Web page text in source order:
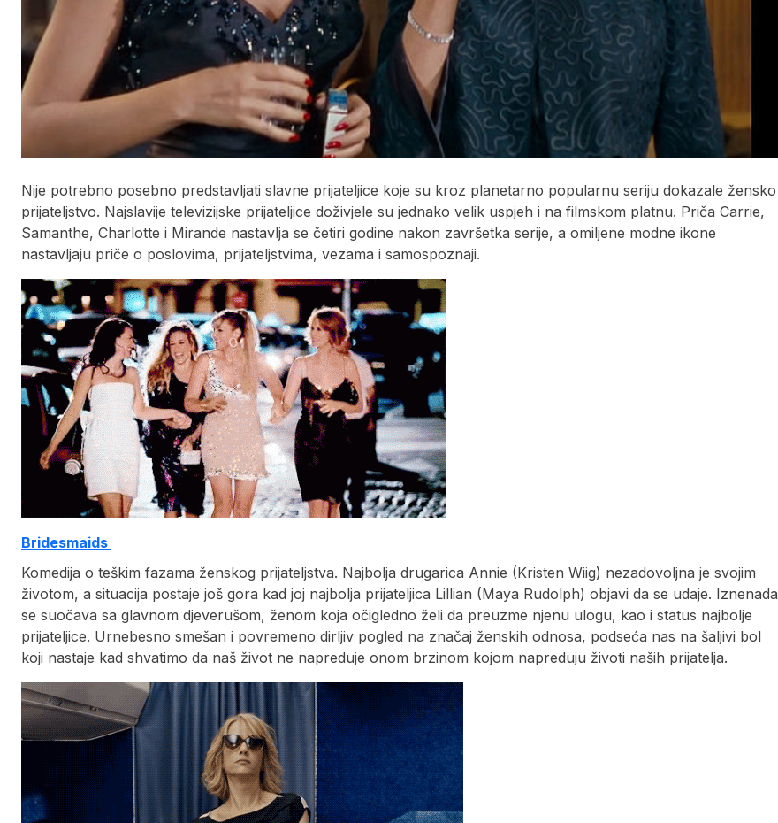
Nije potrebno posebno predstavljati slavne prijateljice koje su kroz planetarno popularnu seriju dokazale žensko
prijateljstvo. Najslavije televizijske prijateljice doživjele su jednako velik uspjeh i na filmskom platnu. Priča Carrie,
Samanthe, Charlotte i Mirande nastavlja se četiri godine nakon završetka serije, a omiljene modne ikone
nastavljaju priče o poslovima, prijateljstvima, vezama i samospoznaji.
Bridesmaids
Komedija o teškim fazama ženskog prijateljstva. Najbolja drugarica Annie (Kristen Wiig) nezadovoljna je svojim
životom, a situacija postaje još gora kad joj najbolja prijateljica Lillian (Maya Rudolph) objavi da se udaje. Iznenada
se suočava sa glavnom djeverušom, ženom koja očigledno želi da preuzme njenu ulogu, kao i status najbolje
prijateljice. Urnebesno smešan i povremeno dirljiv pogled na značaj ženskih odnosa, podseća nas na šaljivi bol
koji nastaje kad shvatimo da naš život ne napreduje onom brzinom kojom napreduju životi naših prijatelja.